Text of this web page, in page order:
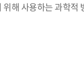
해 사용하는 과학적